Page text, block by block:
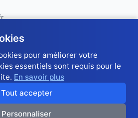
entre amis et collègues · Classement en
· 60 trophées · Scores automatiques ·
· Gratuit et sans argent réel
pour améliorer votre
essentiels sont requis pour le
En savoir plus
Tout accepter
Personnaliser